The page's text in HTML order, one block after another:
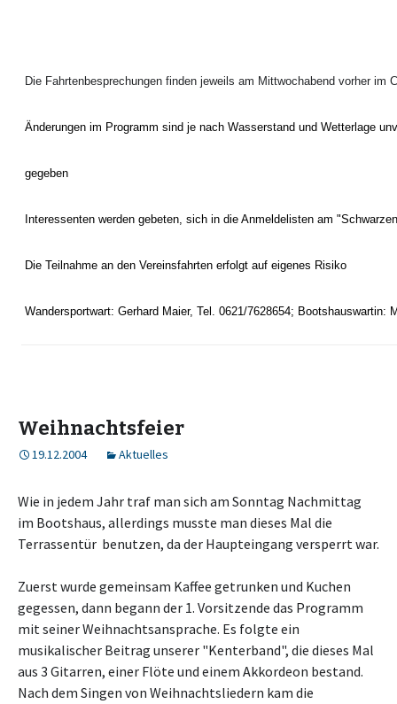
Die Fahrtenbesprechungen finden jeweils am Mittwochabend vorher im
Änderungen im Programm sind je nach Wasserstand und Wetterlage
gegeben
Interessenten werden gebeten, sich in die Anmeldelisten am
Die Teilnahme an den Vereinsfahrten erfolgt auf eigenes Risiko
Wandersportwart: Gerhard Maier, Tel. 0621/7628654; Bootshauswartin:
Weihnachtsfeier
19.12.2004 Aktuelles
Wie in jedem Jahr traf man sich am Sonntag Nachmittag
im Bootshaus, allerdings musste man dieses Mal die
Terrassentür benutzen, da der Haupteingang versperrt war.
Zuerst wurde gemeinsam Kaffee getrunken und Kuchen
gegessen, dann begann der 1. Vorsitzende das Programm
mit seiner Weihnachtsansprache. Es folgte ein
musikalischer Beitrag unserer "Kenterband", die dieses Mal
aus 3 Gitarren, einer Flöte und einem Akkordeon bestand.
Nach dem Singen von Weihnachtsliedern kam die